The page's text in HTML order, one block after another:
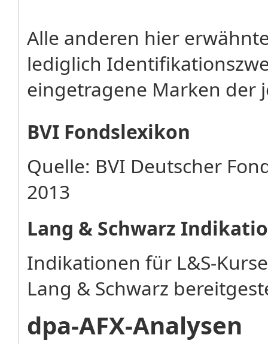
Alle anderen hier
lediglich
eingetragene Marken der
BVI Fondslexikon
Quelle: BVI Deutscher
2013
Lang & Schwarz
Indikationen für L&S-
Lang & Schwarz
dpa-AFX-Analysen